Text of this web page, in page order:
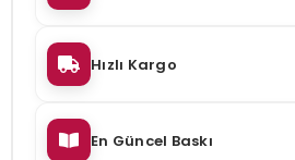
Hızlı Kargo
En Güncel Baskı